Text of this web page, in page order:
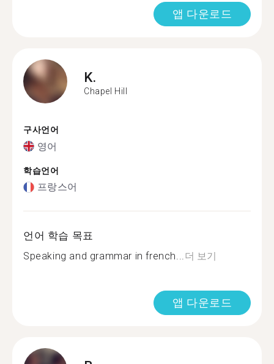
앱 다운로드
K.
Chapel Hill
구사언어
영어
학습언어
프랑스어
언어 학습 목표
Speaking and grammar in french...더 보기
앱 다운로드